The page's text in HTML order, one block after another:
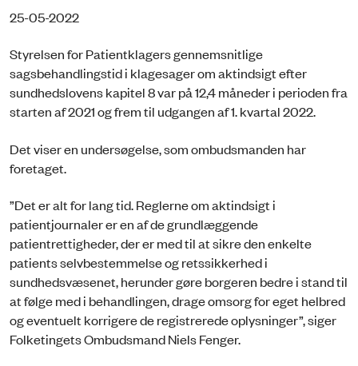
25-05-2022
Styrelsen for Patientklagers gennemsnitlige
sagsbehandlingstid i klagesager om aktindsigt efter
sundhedslovens kapitel 8 var på 12,4 måneder i perioden fra
starten af 2021 og frem til udgangen af 1. kvartal 2022.
Det viser en undersøgelse, som ombudsmanden har
foretaget.
”Det er alt for lang tid. Reglerne om aktindsigt i
patientjournaler er en af de grundlæggende
patientrettigheder, der er med til at sikre den enkelte
patients selvbestemmelse og retssikkerhed i
sundhedsvæsenet, herunder gøre borgeren bedre i stand til
at følge med i behandlingen, drage omsorg for eget helbred
og eventuelt korrigere de registrerede oplysninger”, siger
Folketingets Ombudsmand Niels Fenger.